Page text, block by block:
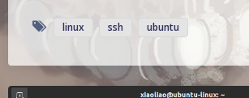
linux ssh ubuntu